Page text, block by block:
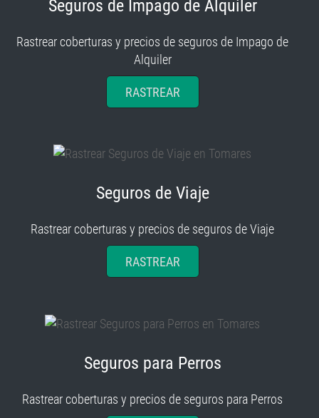
Seguros de Impago de Alquiler
Rastrear coberturas y precios de seguros de Impago de
Alquiler
RASTREAR
Seguros de Viaje
Rastrear coberturas y precios de seguros de Viaje
RASTREAR
Seguros para Perros
Rastrear coberturas y precios de seguros para Perros